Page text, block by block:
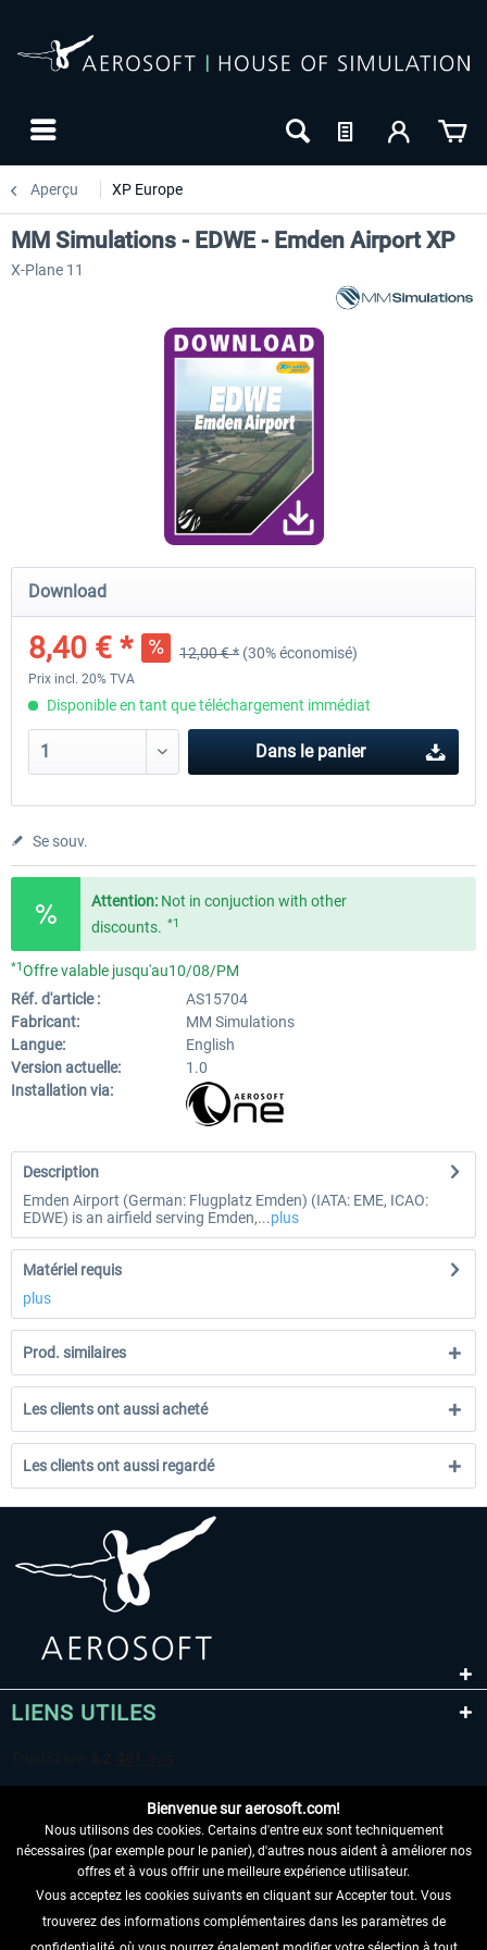
Aperçu XP Europe
Airport Berlin Brandenburg V2 XP
30,20 € *
Airport Zurich V2.0 XP
MM Simulations - EDWE - Emden Airport XP
X-Plane 11
Download
8,40 € * 12,00 € * (30% économisé)
Prix incl. 20% TVA
Disponible en tant que téléchargement immédiat
Dans le panier
Se souv.
Attention: Not in conjuction with other
discounts. *1
*1Offre valable jusqu'au10/08/PM
Réf. d'article :
AS15704
Fabricant:
MM Simulations
Langue:
English
Version actuelle:
1.0
Installation via:
Description
Emden Airport (German: Flugplatz Emden) (IATA: EME, ICAO:
EDWE) is an airfield serving Emden,...plus
Matériel requis
plus
Prod. similaires
Les clients ont aussi acheté
Les clients ont aussi regardé
LIENS UTILES
RENONCER AU CONTRAT ICI
Bienvenue sur aerosoft.com!
Nous utilisons des cookies. Certains d'entre eux sont techniquement
nécessaires (par exemple pour le panier), d'autres nous aident à améliorer nos
offres et à vous offrir une meilleure expérience utilisateur.
Vous acceptez les cookies suivants en cliquant sur Accepter tout. Vous
trouverez des informations complémentaires dans les paramètres de